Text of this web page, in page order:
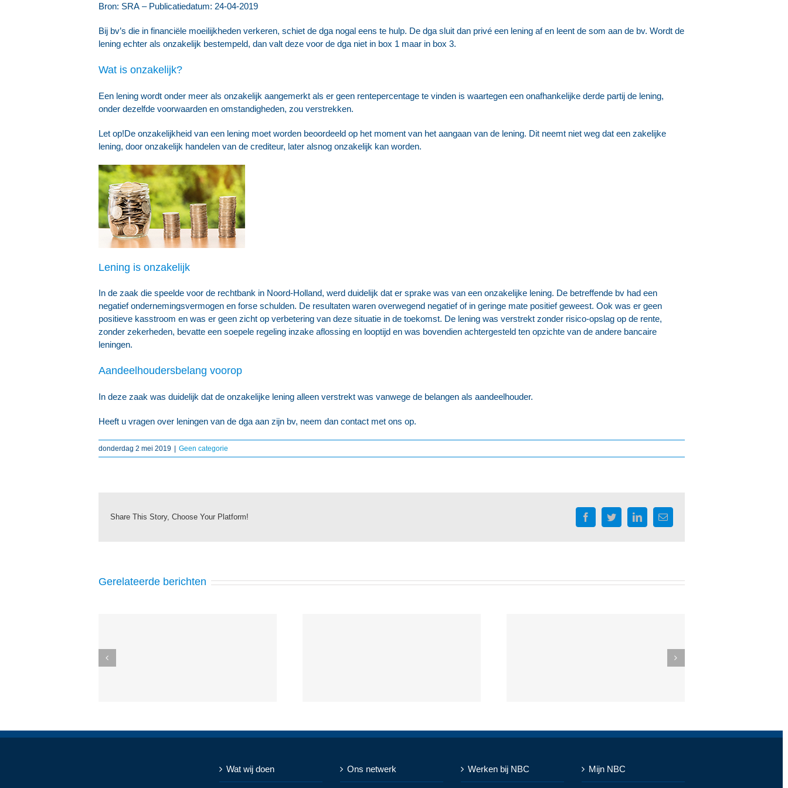
Bron: SRA – Publicatiedatum: 24-04-2019
Bij bv’s die in financiële moeilijkheden verkeren, schiet de dga nogal eens te hulp. De dga sluit dan privé een lening af en leent de som aan de bv. Wordt de
lening echter als onzakelijk bestempeld, dan valt deze voor de dga niet in box 1 maar in box 3.
Wat is onzakelijk?
Een lening wordt onder meer als onzakelijk aangemerkt als er geen rentepercentage te vinden is waartegen een onafhankelijke derde partij de lening,
onder dezelfde voorwaarden en omstandigheden, zou verstrekken.
Let op!De onzakelijkheid van een lening moet worden beoordeeld op het moment van het aangaan van de lening. Dit neemt niet weg dat een zakelijke
lening, door onzakelijk handelen van de crediteur, later alsnog onzakelijk kan worden.
Lening is onzakelijk
In de zaak die speelde voor de rechtbank in Noord-Holland, werd duidelijk dat er sprake was van een onzakelijke lening. De betreffende bv had een
negatief ondernemingsvermogen en forse schulden. De resultaten waren overwegend negatief of in geringe mate positief geweest. Ook was er geen
positieve kasstroom en was er geen zicht op verbetering van deze situatie in de toekomst. De lening was verstrekt zonder risico-opslag op de rente,
zonder zekerheden, bevatte een soepele regeling inzake aflossing en looptijd en was bovendien achtergesteld ten opzichte van de andere bancaire
leningen.
Aandeelhoudersbelang voorop
In deze zaak was duidelijk dat de onzakelijke lening alleen verstrekt was vanwege de belangen als aandeelhouder.
Heeft u vragen over leningen van de dga aan zijn bv, neem dan contact met ons op.
donderdag 2 mei 2019 Geen categorie
Share This Story, Choose Your Platform! FacebookTwitterLinkedIn
E-
mail
Gerelateerde berichten
Wat wij doen Ons netwerk Werken bij NBC Mijn NBC